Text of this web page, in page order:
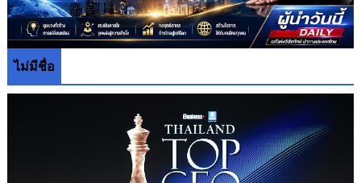
ไม่มีชื่อ